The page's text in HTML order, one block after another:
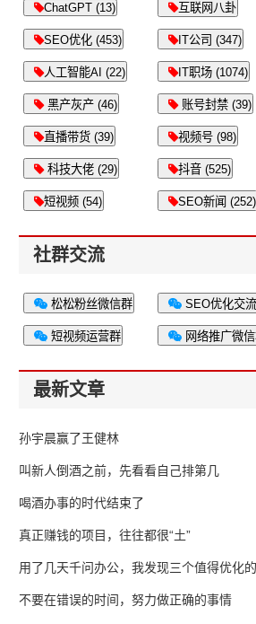
ChatGPT (13) 互联网八卦
SEO优化 (453) IT公司 (347)
人工智能AI (22) IT职场 (1074)
黑产灰产 (46) 账号封禁 (39)
直播带货 (39) 视频号 (98)
科技大佬 (29) 抖音 (525)
短视频 (54) SEO新闻 (252)
社群交流
松松粉丝微信群 SEO优化交
短视频运营群 网络推广微
最新文章
孙宇晨赢了王健林
叫新人倒酒之前，先看看自己排第几
喝酒办事的时代结束了
真正赚钱的项目，往往都很“土”
用了几天千问办公，我发现三个值得优化
不要在错误的时间，努力做正确的事情